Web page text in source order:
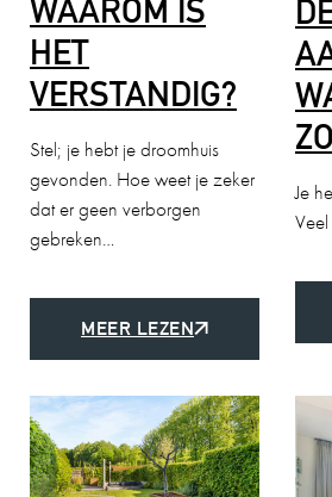
WAAROM IS
HET
VERSTANDIG?
Stel; je hebt je droomhuis
gevonden. Hoe weet je zeker
dat er geen verborgen
gebreken…
MEER LEZEN
Je